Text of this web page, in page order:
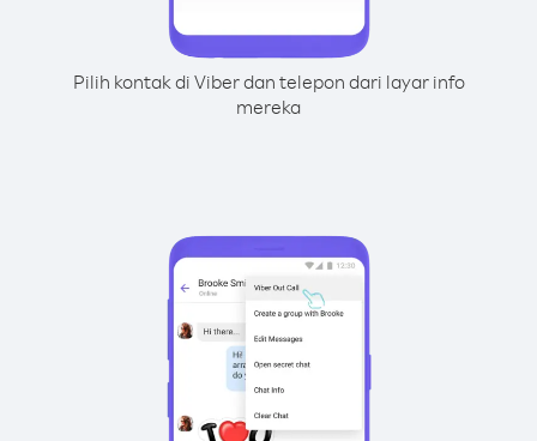
Pilih kontak di Viber dan telepon dari layar info
mereka